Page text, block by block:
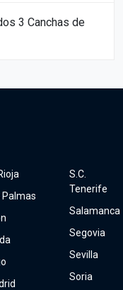
3 Canchas de
Palmas
S.C.
Tenerife
Salamanca
Segovia
Sevilla
Soria